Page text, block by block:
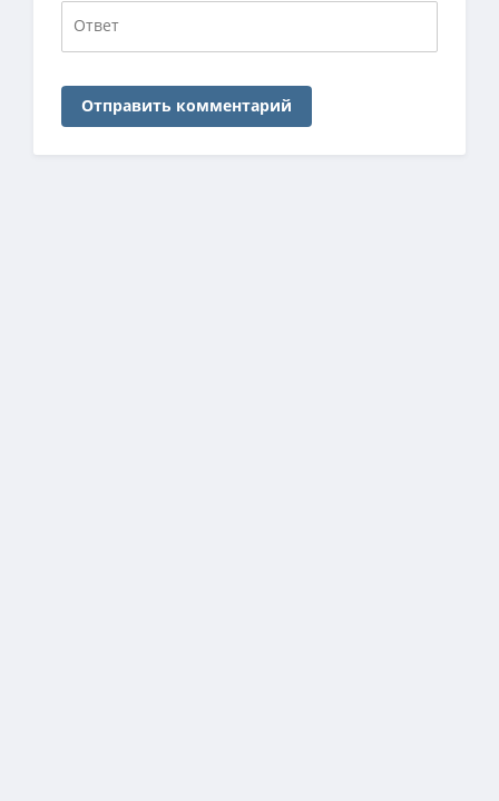
Отправить комментарий